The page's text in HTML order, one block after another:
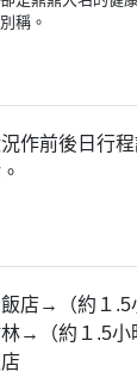
稱。
作前後日行
店→（約１.5
→（約１.5小